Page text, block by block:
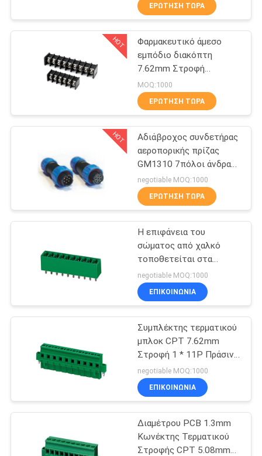
ΕΛΆΤΕ
ΜΕ
ΖΗΤΉΣΤΕ
ΈΝΑ
NEWS
POLICY
Συνδετήρας
επιγραφών PCB
Συγκρότημα
καλωδίων με
επίπεδη κορδέλα
τερματικού μπλοκ
63
12
ΕΡΏΤΗΣΗ ΤΏΡΑ
HOT
Φαρμακευτικό άμεσο
εμπόδιο διακόπτη
7.62mm Στροφή
Προσαρμοσμένο χρώμα
και καρφίτσες
MOQ:1000
ΕΡΏΤΗΣΗ ΤΏΡΑ
HOT
Αδιάβροχος συνδετήρας
αεροπορικής πρίζας
GM1310 7πόλοι άνδρας
και γυναίκα 200V 5A
negotiable MOQ:1000
ΕΡΏΤΗΣΗ ΤΏΡΑ
Η επιφάνεια του
σώματος από χαλκό
τοποθετείται στα
τερματικά μπλοκ CST
3,50 mm Στροφή 1,3 mm
Διαμέτρος PCB
negotiable MOQ:1000
ΕΠΙΚΟΙΝΩΝΊΑ
Συμπλέκτης τερματικού
μπλοκ CPT 7.62mm
Στροφή 1 * 11P Πράσινο
PA66 SN 30-12AWG
negotiable MOQ:1000
ΕΠΙΚΟΙΝΩΝΊΑ
Διαμέτρου PCB 1.3mm
Κωνέκτης Τερματικού
Στροφής CPT 5.08mm